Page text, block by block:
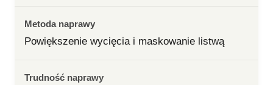
Metoda naprawy
Powiększenie wycięcia i maskowanie listwą
Trudność naprawy